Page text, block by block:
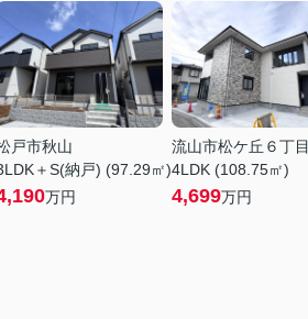
戸市秋山
＋S(納戸) (97.29㎡)
万円
流山市松ケ丘６丁目
4LDK (108.75㎡)
4,699万円